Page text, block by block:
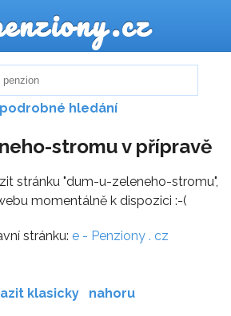
podrobné hledání
stromu v přípravě
stránku "dum-u-zeleneho-stromu",
momentálně k dispozici :-(
stránku: e - Penziony . cz
klasicky nahoru